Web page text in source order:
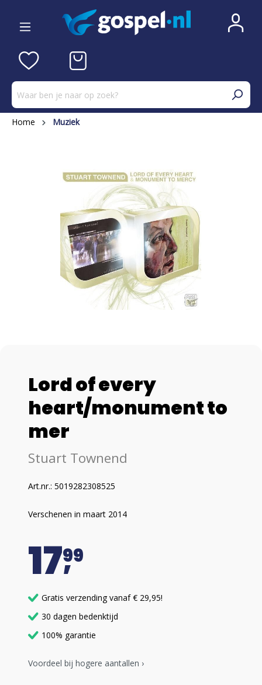
Home Muziek
Lord of every
heart/monument to
mer
Stuart Townend
Art.nr.: 5019282308525
Verschenen in maart 2014
1799
Gratis verzending vanaf € 29,95!
30 dagen bedenktijd
100% garantie
Voordeel bij hogere aantallen ›